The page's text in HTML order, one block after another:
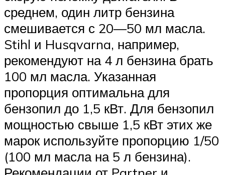
среднем, один литр бензина
смешивается с 20—50 мл масла.
Stihl и Husqvarna, например,
рекомендуют на 4 л бензина брать
100 мл масла. Указанная
пропорция оптимальна для
бензопил до 1,5 кВт. Для бензопил
мощностью свыше 1,5 кВт этих же
марок используйте пропорцию 1/50
(100 мл масла на 5 л бензина).